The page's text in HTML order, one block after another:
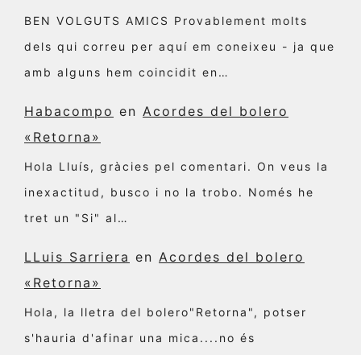
BEN VOLGUTS AMICS Provablement molts
dels qui correu per aquí em coneixeu - ja que
amb alguns hem coincidit en…
Habacompo en Acordes del bolero
«Retorna»
Hola Lluís, gràcies pel comentari. On veus la
inexactitud, busco i no la trobo. Només he
tret un "Si" al…
LLuis Sarriera en Acordes del bolero
«Retorna»
Hola, la lletra del bolero"Retorna", potser
s'hauria d'afinar una mica....no és